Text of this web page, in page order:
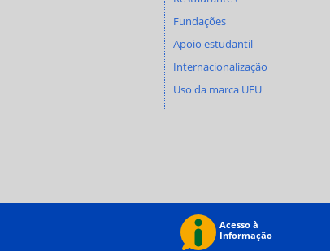
Fundações
Apoio estudantil
Internacionalização
Uso da marca UFU